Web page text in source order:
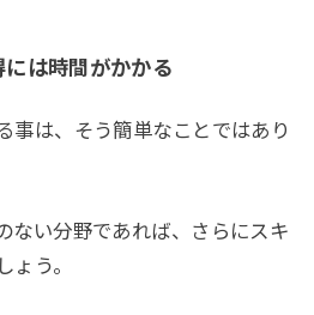
は時間がかかる
事は、そう簡単なことではあり
ない分野であれば、さらにスキ
う。